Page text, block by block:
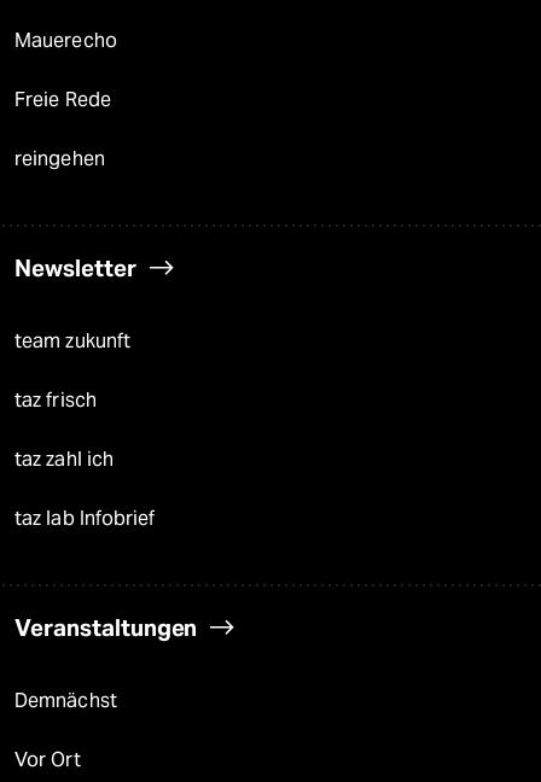
Mauerecho
Freie Rede
reingehen
Newsletter
team zukunft
taz frisch
taz zahl ich
taz lab Infobrief
Veranstaltungen
Demnächst
Vor Ort